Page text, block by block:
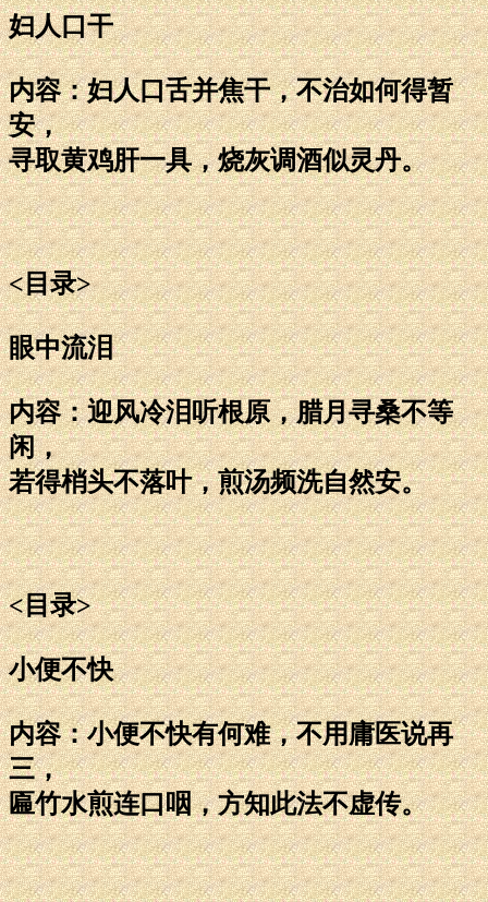
妇人口干
内容：妇人口舌并焦干，不治如何得暂
安，
寻取黄鸡肝一具，烧灰调酒似灵丹。
<目录>
眼中流泪
内容：迎风冷泪听根原，腊月寻桑不等
闲，
若得梢头不落叶，煎汤频洗自然安。
<目录>
小便不快
内容：小便不快有何难，不用庸医说再
三，
匾竹水煎连口咽，方知此法不虚传。